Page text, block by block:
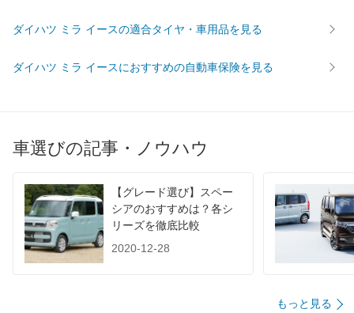
ダイハツ ミラ イースの適合タイヤ・車用品を見る
ダイハツ ミラ イースにおすすめの自動車保険を見る
車選びの記事・ノウハウ
【グレード選び】スペー
シアのおすすめは？各シ
リーズを徹底比較
2020-12-28
もっと見る